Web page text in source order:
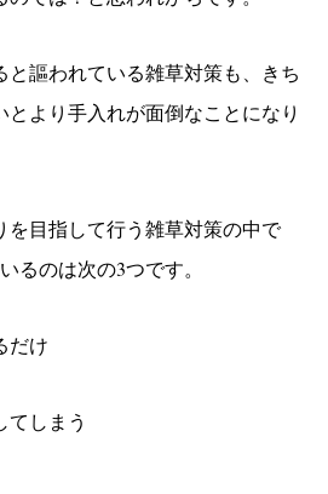
と謳われている雑草対策も、きち
より手入れが面倒なことになり
を目指して行う雑草対策の中で
るのは次の3つです。
だけ
てしまう